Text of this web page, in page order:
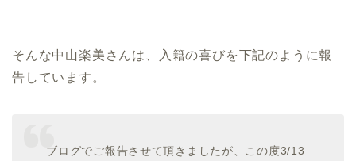
そんな中山楽美さんは、入籍の喜びを下記のように報
告しています。
ブログでご報告させて頂きましたが、この度3/13